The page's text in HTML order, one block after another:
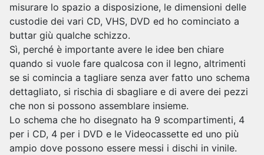
misurare lo spazio a disposizione, le dimensioni delle
custodie dei vari CD, VHS, DVD ed ho cominciato a
buttar giù qualche schizzo.
Sì, perché è importante avere le idee ben chiare
quando si vuole fare qualcosa con il legno, altrimenti
se si comincia a tagliare senza aver fatto uno schema
dettagliato, si rischia di sbagliare e di avere dei pezzi
che non si possono assemblare insieme.
Lo schema che ho disegnato ha 9 scompartimenti, 4
per i CD, 4 per i DVD e le Videocassette ed uno più
ampio dove possono essere messi i dischi in vinile.